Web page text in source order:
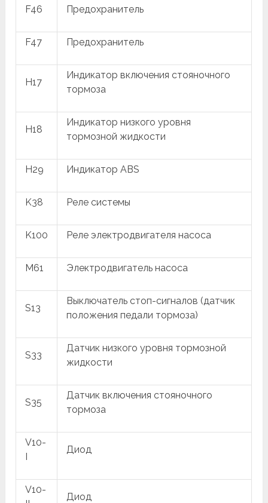
F46 Предохранитель
F47 Предохранитель
H17
Индикатор включения стояночного
тормоза
H18
Индикатор низкого уровня
тормозной жидкости
H29 Индикатор ABS
K38 Реле системы
K100 Реле электродвигателя насоса
M61 Электродвигатель насоса
S13
Выключатель стоп-сигналов (датчик
положения педали тормоза)
S33
Датчик низкого уровня тормозной
жидкости
S35
Датчик включения стояночного
тормоза
V10-
Диод
V10-
Диод